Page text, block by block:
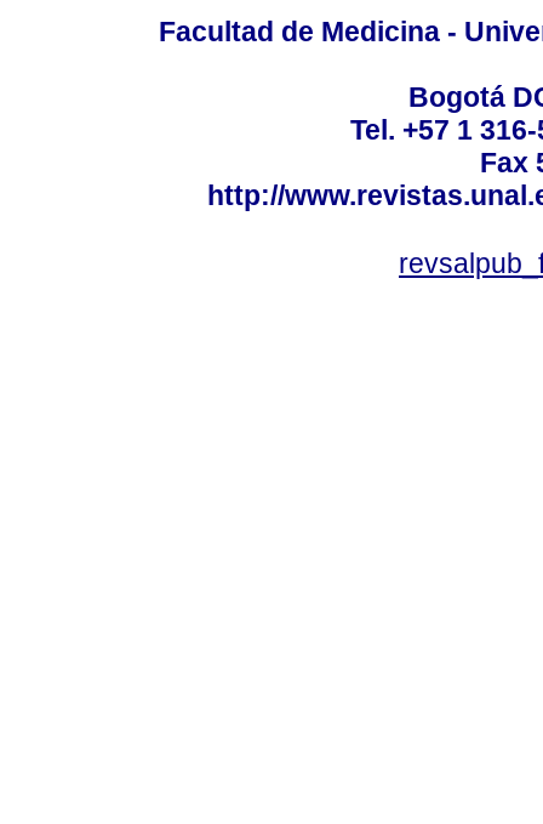
Facultad de Medicina -
Bogotá
Tel. +57 1
Fax
http://